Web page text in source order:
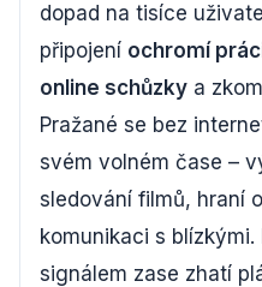
dopad na tisíce
připojení ochromí
online schůzky a
Pražané se bez
svém volném čase –
sledování filmů, hraní
komunikaci s
signálem zase zhatí